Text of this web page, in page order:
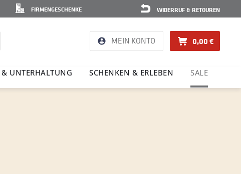
WIDERRUF & RETOUREN
FIRMENGESCHENKE
MEIN KONTO 0,00 €
& UNTER­HAL­TUNG SCHENKEN & ERLEBEN SALE